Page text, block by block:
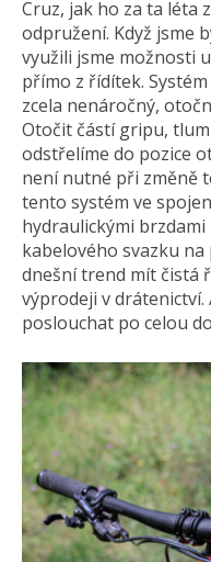
Cruz, jak ho za ta léta
odpružení. Když jsme
využili jsme možnosti
přímo z řídítek.
zcela nenáročný,
Otočit částí gripu,
odstřelíme do pozice
není nutné při změně
tento systém ve
hydraulickými
kabelového svazku
dnešní trend mít čistá
výprodeji v
poslouchat po celou